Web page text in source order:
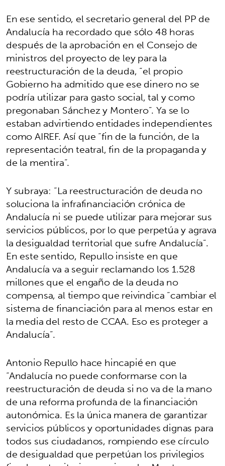
En ese sentido, el secretario general del PP de
Andalucía ha recordado que sólo 48 horas
después de la aprobación en el Consejo de
ministros del proyecto de ley para la
reestructuración de la deuda, “el propio
Gobierno ha admitido que ese dinero no se
podría utilizar para gasto social, tal y como
pregonaban Sánchez y Montero”. Ya se lo
estaban advirtiendo entidades independientes
como AIREF. Así que “fin de la función, de la
representación teatral, fin de la propaganda y
de la mentira”.
Y subraya: “La reestructuración de deuda no
soluciona la infrafinanciación crónica de
Andalucía ni se puede utilizar para mejorar sus
servicios públicos, por lo que perpetúa y agrava
la desigualdad territorial que sufre Andalucía”.
En este sentido, Repullo insiste en que
Andalucía va a seguir reclamando los 1.528
millones que el engaño de la deuda no
compensa, al tiempo que reivindica “cambiar el
sistema de financiación para al menos estar en
la media del resto de CCAA. Eso es proteger a
Andalucía”.
Antonio Repullo hace hincapié en que
“Andalucía no puede conformarse con la
reestructuración de deuda si no va de la mano
de una reforma profunda de la financiación
autonómica. Es la única manera de garantizar
servicios públicos y oportunidades dignas para
todos sus ciudadanos, rompiendo ese círculo
de desigualdad que perpetúan los privilegios